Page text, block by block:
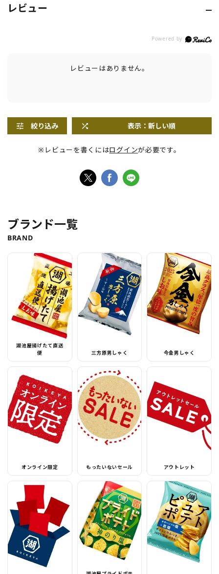
レビュー
レビューはありません。
絞り込み 表示：新しい順
※レビューを書くにはログインが必要です。
ブランド一覧
BRAND
湖池屋揚げたて直送
便
三方原男しゃく 今金男しゃく
オンライン限定 もったいないセール アウトレット